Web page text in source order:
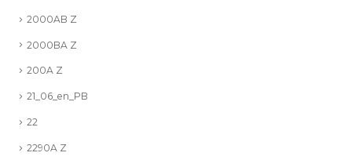
2000AB Z
2000BA Z
200A Z
21_06_en_PB
22
2290A Z